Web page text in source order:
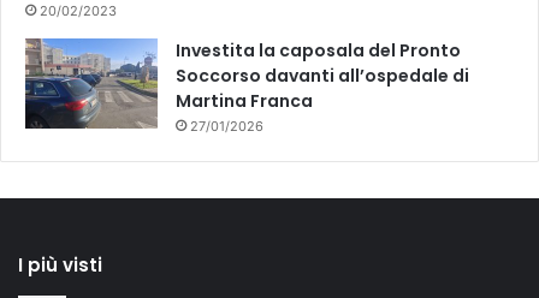
20/02/2023
Investita la caposala del Pronto
Soccorso davanti all’ospedale di
Martina Franca
27/01/2026
I più visti